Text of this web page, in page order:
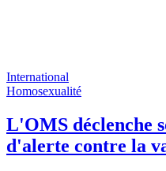
International
Homosexualité
L'OMS déclenche
d'alerte contre la